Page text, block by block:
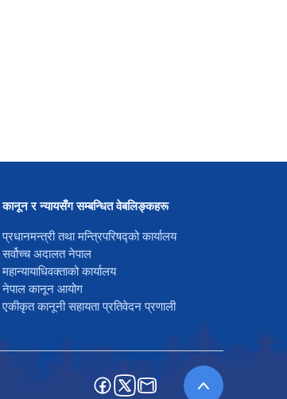
कानून र न्यायसँग सम्बन्धित वेबलिङ्कहरू
प्रधानमन्त्री तथा मन्त्रिपरिषद्को कार्यालय
सर्वोच्च अदालत नेपाल
महान्यायाधिवक्ताको कार्यालय
नेपाल कानून आयोग
एकीकृत कानूनी सहायता प्रतिवेदन प्रणाली